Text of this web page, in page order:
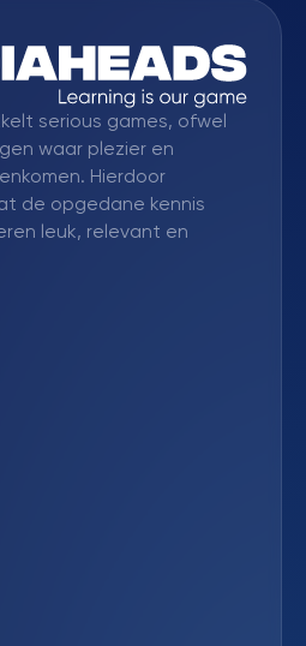
serious games, ofwel
waar plezier en
Hierdoor
de opgedane kennis
leuk, relevant en